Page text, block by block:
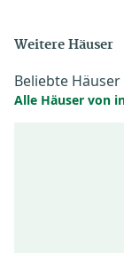
Weitere Häuser
Beliebte
Alle Häuser von